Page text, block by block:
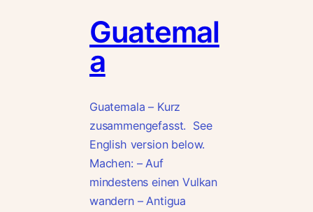
Guatemal
a
Guatemala – Kurz
zusammengefasst. See
English version below.
Machen: – Auf
mindestens einen Vulkan
wandern – Antigua